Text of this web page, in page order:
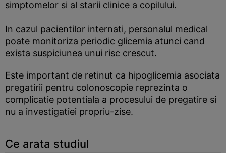
simptomelor si al starii clinice a copilului.
In cazul pacientilor internati, personalul medical
poate monitoriza periodic glicemia atunci cand
exista suspiciunea unui risc crescut.
Este important de retinut ca hipoglicemia asociata
pregatirii pentru colonoscopie reprezinta o
complicatie potentiala a procesului de pregatire si
nu a investigatiei propriu-zise.
Ce arata studiul